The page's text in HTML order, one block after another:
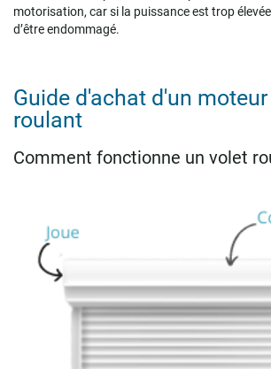
motorisation, car si la puissance est trop
d’être endommagé.
Guide d'achat d'un
roulant
Comment fonctionne un volet